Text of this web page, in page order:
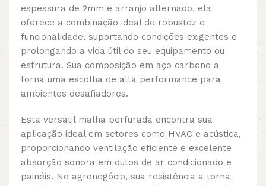
espessura de 2mm e arranjo alternado, ela
oferece a combinação ideal de robustez e
funcionalidade, suportando condições exigentes e
prolongando a vida útil do seu equipamento ou
estrutura. Sua composição em aço carbono a
torna uma escolha de alta performance para
ambientes desafiadores.
Esta versátil malha perfurada encontra sua
aplicação ideal em setores como HVAC e acústica,
proporcionando ventilação eficiente e excelente
absorção sonora em dutos de ar condicionado e
painéis. No agronegócio, sua resistência a torna